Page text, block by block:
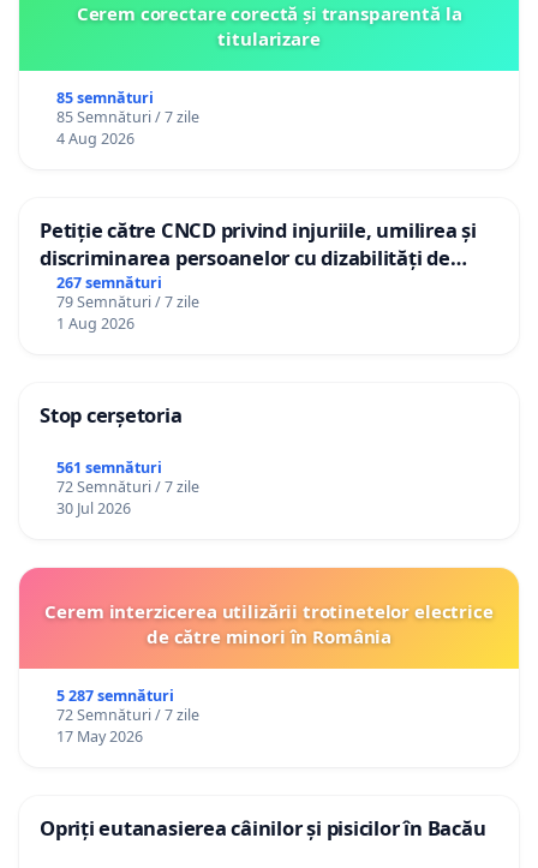
Cerem corectare corectă și transparentă la
titularizare
85 semnături
85 Semnături / 7 zile
4 Aug 2026
Petiție către CNCD privind injuriile, umilirea și
discriminarea persoanelor cu dizabilități de
către utilizatorul TikTok „Gorici”
267 semnături
79 Semnături / 7 zile
1 Aug 2026
Stop cerșetoria
561 semnături
72 Semnături / 7 zile
30 Jul 2026
Cerem interzicerea utilizării trotinetelor electrice
de către minori în România
5 287 semnături
72 Semnături / 7 zile
17 May 2026
Opriți eutanasierea câinilor și pisicilor în Bacău